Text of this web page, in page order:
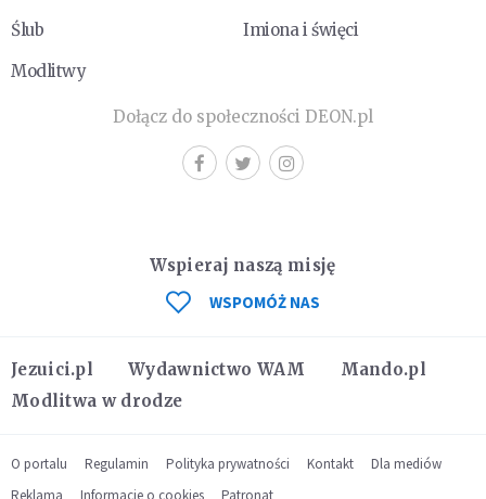
Ślub
Imiona i święci
Modlitwy
Dołącz do społeczności DEON.pl
Jezuici.pl Wydawnictwo WAM
Mando.pl
Modlitwa w drodze
Wspieraj naszą misję
WSPOMÓŻ NAS
O portalu Regulamin Polityka prywatności Kontakt
Dla mediów
Reklama
Informacje o cookies Patronat